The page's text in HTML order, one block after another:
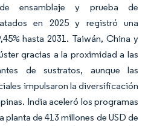
ensamblaje y prueba de
en 2025 y registró una
hasta 2031. Taiwán, China y
gracias a la proximidad a las
de sustratos, aunque las
impulsaron la diversificación
India aceleró los programas
de 413 millones de USD de